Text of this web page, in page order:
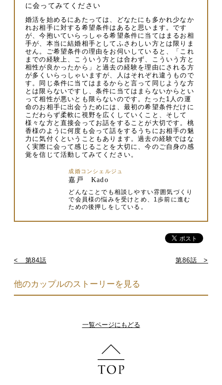
に会ってみてください
婚活を始めるにあたっては、どなたにも多かれ少なか
れお相手に対する希望条件はあると思います。です
が、今抱いていらっしゃる希望条件に当てはまるお相
手が、本当に結婚相手としてふさわしい方とは限りま
せん。ご希望条件の理由をお伺いしていると、「これ
までの経験上、こういう方とは合わず、こういう方と
相性が良かったから」と過去の経験を理由にされる方
が多くいらっしゃいますが、人はそれぞれ違うもので
す。同じ条件に当てはまるからと言って同じような方
とは限らないですし、条件に当てはまらないからとい
って相性が悪いとも限らないのです。たった1人の運
命のお相手に出会うためには、最初の希望条件だけに
こだわらず柔軟に視野を広くしていくこと、そして
様々な方と直接会ってお話をすることが大切です。桃
香様のように何度も会って話をするうちにお相手の魅
力に気付くということもあります。過去の経験ではな
く実際に会って感じることを大切に、今のご自身の感
覚を信じて活動してみてください。
成婚コンシェルジュ
嘉戸 Kado
どんなことでも相談しやすい雰囲気づくり
で会員様の悩みを受けとめ、1歩前に進む
ための後押しをしている。
< 第84話 第86話 >
他のカップルのストーリーを見る
一覧ページにもどる